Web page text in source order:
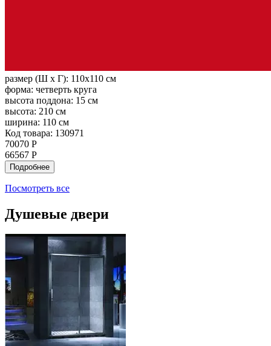
размер (Ш х Г): 110x110 см
форма: четверть круга
высота поддона: 15 см
высота: 210 см
ширина: 110 см
Код товара: 130971
70070 Р
66567 Р
Подробнее
Посмотреть все
Душевые двери